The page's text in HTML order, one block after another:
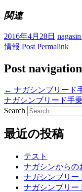
関連
2016年4月28日
情報 Post Permalink
Post navigation
← ナガシンブリード
ナガシンブリード手
Search
最近の投稿
テスト
ナガシンからの
ナガシンブリー
ナガシンブリー